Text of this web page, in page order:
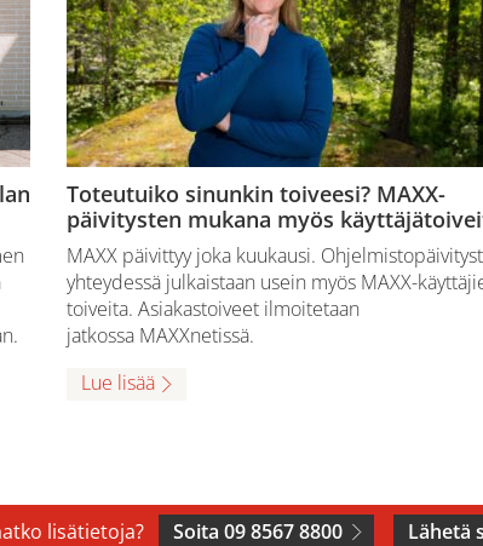
Toteutuiko sinunkin toiveesi? MAXX-
päivitysten mukana myös
MAXX päivittyy joka kuukausi.
yhteydessä julkaistaan usein myös MAXX-
toiveita. Asiakastoiveet ilmoitetaan
jatkossa MAXXnetissä.
Lue lisää
lisätietoja? Soita 09 8567 8800 Lähetä